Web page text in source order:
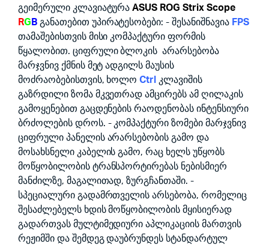
was:
500.00₾.
is:
450.00₾.
გეიმერული კლავიატურაASUS ROG Strix Scope
RG Bგანათებით უპირატესობები: - შესანიშნავია FPS
თამაშებისთვის მისი კომპაქტური ფორმის
წყალობით. ციფრული ბლოკის არარსებობა
მარჯვნივ ქმნის მეტ ადგილს მაუსის
მოძრაობებისთვის, ხოლოCtrl კლავიშის
გაზრდილი ზომა მკვეთრად ამცირებს ამ ღილაკის
გამოყენებით გაცდენების რაოდენობას ინტენსიური
ბრძოლების დროს. - კომპაქტური ზომები მარჯვნივ
ციფრული პანელის არარსებობის გამო და
მოსახსნელი კაბელის გამო, რაც ხელს უწყობს
მოწყობილობის ტრანსპორტირებას ნებისმიერ
მანძილზე, მაგალითად, ზურგჩანთაში. -
სპეციალური გადამრთველის არსებობა, რომელიც
შესაძლებელს ხდის მოწყობილობის მყისიერად
გადართვას მულტიმედიური აპლიკაციის მართვის
რეჟიმში და შემდეგ დაუბრუნდეს სტანდარტულ